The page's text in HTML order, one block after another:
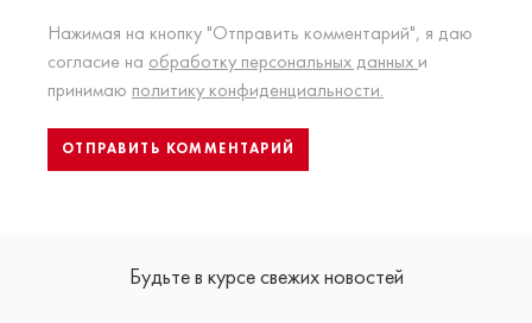
Нажимая на кнопку "Отправить комментарий", я даю
согласие на обработку персональных данных и
принимаю политику конфиденциальности.
Будьте в курсе свежих новостей